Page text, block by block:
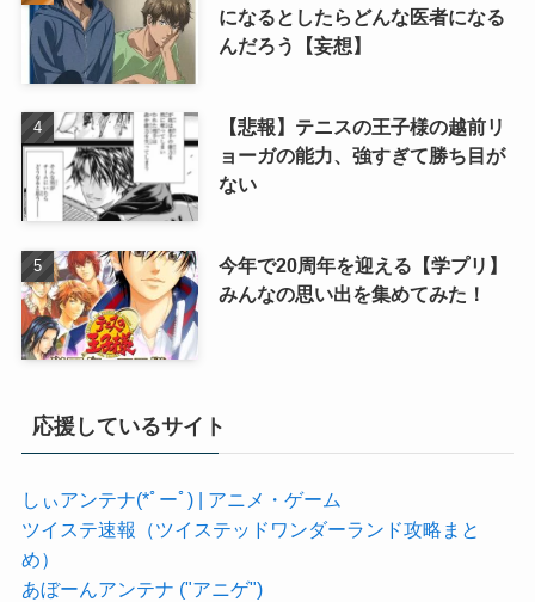
になるとしたらどんな医者になる
んだろう【妄想】
【悲報】テニスの王子様の越前リ
ョーガの能力、強すぎて勝ち目が
ない
今年で20周年を迎える【学プリ】
みんなの思い出を集めてみた！
応援しているサイト
しぃアンテナ(*ﾟーﾟ) | アニメ・ゲーム
ツイステ速報（ツイステッドワンダーランド攻略まと
め）
あぼーんアンテナ ("アニゲ")